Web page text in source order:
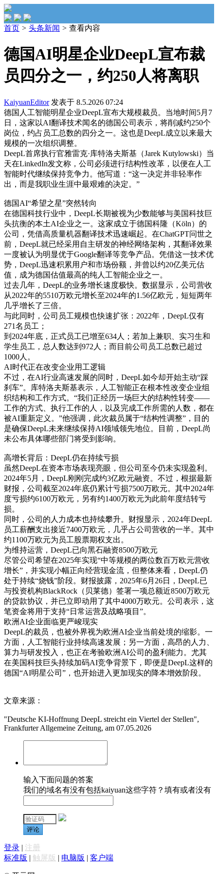
首页 > 头条新闻 > 查看内容
德国AI明星企业DeepL宣布裁
员四分之一，约250人将离职
KaiyuanEditor发表于 8.5.2026 07:24
德国人工智能明星企业DeepL宣布大规模裁员。当地时间5月7
日，这家以AI翻译技术闻名的德国公司表示，将削减约250个
岗位，约占员工总数的四分之一。这也是DeepL成立以来最大
规模的一次组织调整。
DeepL首席执行官雅雷克·库特洛夫斯基（Jarek Kutylowski）当
天在LinkedIn发文称，公司必须进行结构性改革，以便在人工
智能时代继续保持竞争力。他写道：“这一决定并非轻率作
出，而是我职业生涯中最艰难的决定。”
德国AI“希望之星”突然转向
在德国科技行业中，DeepL长期被视为少数能够与美国科技巨
头抗衡的本土AI企业之一。这家成立于德国科隆（Köln）的
公司，凭借高质量机器翻译技术迅速崛起。在ChatGPT问世之
前，DeepL就已经采用自主研发的神经网络架构，其翻译效果
一度被认为明显优于Google翻译等竞争产品。凭借这一技术优
势，DeepL迅速积累用户和市场份额，并曾以约20亿美元估
值，成为德国估值最高的纯人工智能企业之一。
过去几年，DeepL的业务增长速度极快。数据显示，公司营收
从2022年的5510万欧元增长至2024年的1.56亿欧元，短短两年
几乎增长了三倍。
与此同时，公司员工规模也快速扩张：2022年，DeepL仅有
271名员工；
到2024年底，正式员工已增至634人；若加上兼职、实习生和
学生员工，总人数达到972人；而目前公司员工总数已超过
1000人。
AI时代正在改变企业用工逻辑
不过，在AI行业高速发展的同时，DeepL如今却开始主动“踩
刹车”。库特洛夫斯基表示，人工智能正在根本性改变企业组
织结构和工作方式。“我们正经历一场巨大的结构性转变——
工作的方式、执行工作的人，以及完成工作所需的人数，都在
被AI重新定义。”他强调，此次裁员属于“结构性调整”，目的
是确保DeepL未来继续保持AI领域领先地位。目前，DeepL尚
未公布具体哪些部门将受到影响。
高增长背后：DeepL仍在持续亏损
虽然DeepL在资本市场表现亮眼，但公司至今仍未实现盈利。
2024年5月，DeepL刚刚完成约3亿欧元融资。不过，根据最新
财报，公司截至2024年底仍累计亏损7500万欧元。其中2024年
度亏损约6100万欧元，另有约1400万欧元为此前年度结转亏
损。
同时，公司的人力成本也持续攀升。财报显示，2024年DeepL
员工薪酬支出接近7400万欧元，几乎占公司营收的一半。其中
约1100万欧元为员工股票期权支出。
为维持运营，DeepL已向黑石融资8500万欧元
尽管公司希望在2025年实现“中等规模的两位数百万欧元营收
增长”，并实现小幅正向经营现金流，但整体来看，DeepL仍
处于持续“烧钱”阶段。财报披露，2025年6月26日，DeepL已
与投资机构BlackRock（贝莱德）签署一项总额近8500万欧元
的贷款协议，并已立即动用了其中4000万欧元。公司表示，这
笔资金将用于支持“日常运营及战略项目”。
欧洲AI企业面临更严峻现实
DeepL的裁员，也被外界视为欧洲AI企业当前处境的缩影。一
方面，人工智能行业持续高速发展；另一方面，高昂的人力、
算力与研发投入，也正在考验欧洲AI公司的盈利能力。尤其
在美国科技巨头持续加码AI竞争背景下，即便是DeepL这样的
德国“AI明星公司”，也开始进入更加现实的降本增效阶段。
文章来源：
"Deutsche KI-Hoffnung DeepL streicht ein Viertel der Stellen",
Frankfurter Allgemeine Zeitung, am 07.05.2026
输入下面问题的答案
我们的域名有没有包括kaiyuan这些字符？填有或者没有
评论
登录 | 注册
标准版 | 触屏版 | 电脑版 | 客户端